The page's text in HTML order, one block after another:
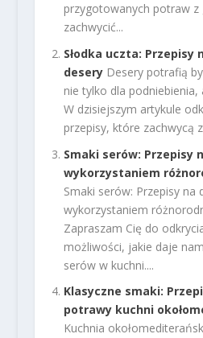
przygotowanych potraw z
zachwycić...
Słodka uczta: Przepisy
desery Desery potrafią
nie tylko dla podniebienia,
W dzisiejszym artykule
przepisy, które zachwycą
Smaki serów: Przepisy
wykorzystaniem
Smaki serów: Przepisy na
wykorzystaniem
Zapraszam Cię do
możliwości, jakie daje
serów w kuchni....
Klasyczne smaki:
potrawy kuchni
Kuchnia